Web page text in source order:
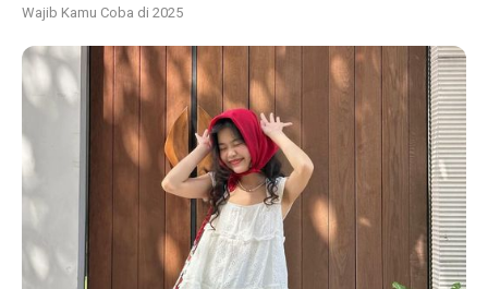
Wajib Kamu Coba di 2025